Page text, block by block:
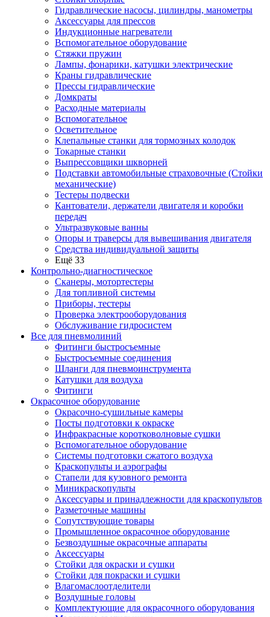
Гидравлические насосы, цилиндры, манометры
Аксессуары для прессов
Индукционные нагреватели
Вспомогательное оборудование
Стяжки пружин
Лампы, фонарики, катушки электрические
Краны гидравлические
Прессы гидравлические
Домкраты
Расходные материалы
Вспомогательное
Осветительное
Клепальные станки для тормозных колодок
Токарные станки
Выпрессовщики шкворней
Подставки автомобильные страховочные (Стойки
механические)
Тестеры подвески
Кантователи, держатели двигателя и коробки
передач
Ультразвуковые ванны
Опоры и траверсы для вывешивания двигателя
Средства индивидуальной защиты
Ещё 33
Контрольно-диагностическое
Сканеры, мотортестеры
Для топливной системы
Приборы, тестеры
Проверка электрооборудования
Обслуживание гидросистем
Все для пневмолиний
Фитинги быстросъемные
Быстросъемные соединения
Шланги для пневмоинструмента
Катушки для воздуха
Фитинги
Окрасочное оборудование
Окрасочно-сушильные камеры
Посты подготовки к окраске
Инфракрасные коротковолновые сушки
Вспомогательное оборудование
Системы подготовки сжатого воздуха
Краскопульты и аэрографы
Стапели для кузовного ремонта
Миникраскопульты
Аксессуары и принадлежности для краскопультов
Разметочные машины
Сопутствующие товары
Промышленное окрасочное оборудование
Безвоздушные окрасочные аппараты
Аксессуары
Стойки для окраски и сушки
Стойки для покраски и сушки
Влагомаслоотделители
Воздушные головы
Комплектующие для окрасочного оборудования